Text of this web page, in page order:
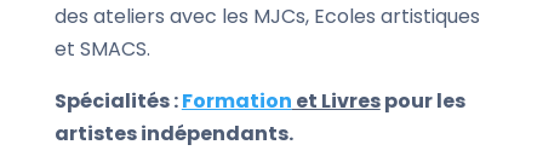
des ateliers avec les MJCs, Ecoles artistiques
et SMACS.
Spécialités :Formation et Livrespour les
artistes indépendants.